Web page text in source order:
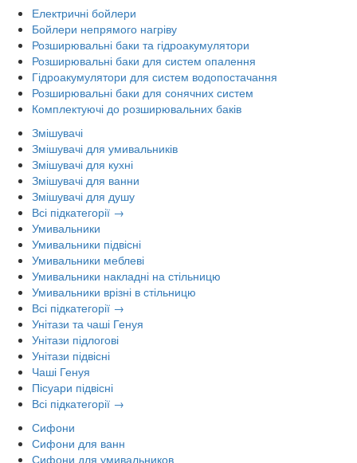
Електричні бойлери
Бойлери непрямого нагріву
Розширювальні баки та гідроакумулятори
Розширювальні баки для систем опалення
Гідроакумулятори для систем водопостачання
Розширювальні баки для сонячних систем
Комплектуючі до розширювальних баків
Змішувачі
Змішувачі для умивальників
Змішувачі для кухні
Змішувачі для ванни
Змішувачі для душу
Всі підкатегорії →
Умивальники
Умивальники підвісні
Умивальники меблеві
Умивальники накладні на стільницю
Умивальники врізні в стільницю
Всі підкатегорії →
Унітази та чаші Генуя
Унітази підлогові
Унітази підвісні
Чаші Генуя
Пісуари підвісні
Всі підкатегорії →
Сифони
Сифони для ванн
Сифони для умивальников